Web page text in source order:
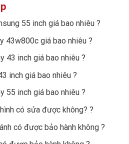
55 inch giá bao nhiêu ?
43w800c giá bao nhiêu ?
43 inch giá bao nhiêu ?
inch giá bao nhiêu ?
55 inch giá bao nhiêu ?
có sửa được không? ?
có được bảo hành không ?